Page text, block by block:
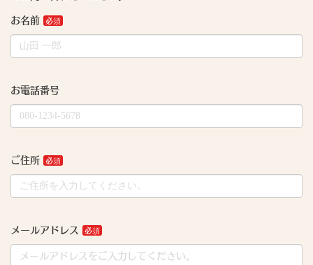
お名前
お電話番号
ご住所
メールアドレス